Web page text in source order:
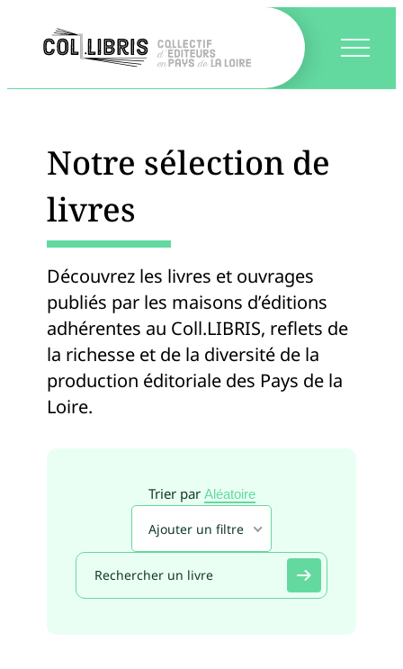
Notre sélection de
livres
Découvrez les livres et ouvrages
publiés par les maisons d’éditions
adhérentes au Coll.LIBRIS, reflets de
la richesse et de la diversité de la
production éditoriale des Pays de la
Loire.
Trier par Aléatoire
Ajouter un filtre